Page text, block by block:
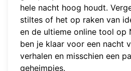
hele nacht hoog houdt.
stiltes of het op raken van
en de ultieme online tool op
ben je klaar voor een nacht
verhalen en misschien een
geheimpjes.